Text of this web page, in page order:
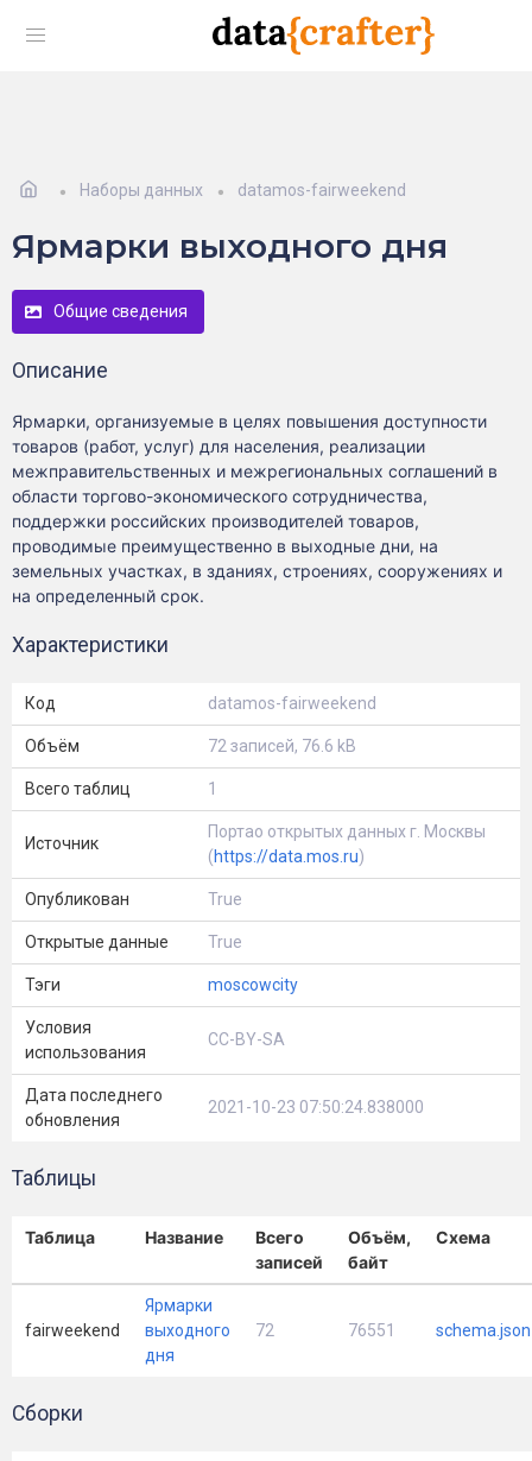
Наборы данных datamos-fairweekend
Ярмарки выходного дня
Общие сведения
Описание
Ярмарки, организуемые в целях повышения доступности
товаров (работ, услуг) для населения, реализации
межправительственных и межрегиональных соглашений в
области торгово-экономического сотрудничества,
поддержки российских производителей товаров,
проводимые преимущественно в выходные дни, на
земельных участках, в зданиях, строениях, сооружениях и
на определенный срок.
Характеристики
Код datamos-fairweekend
Объём 72 записей, 76.6 kB
Всего таблиц 1
Источник
Портао открытых данных г. Москвы
(https://data.mos.ru)
Опубликован True
Открытые данные True
Тэги moscowcity
Условия
использования
CC-BY-SA
Дата последнего
обновления
2021-10-23 07:50:24.838000
Таблицы
Таблица Название
Всего
записей
Объём,
байт
Схема
fairweekend
Ярмарки
выходного
дня
72 76551 schema.json
Сборки